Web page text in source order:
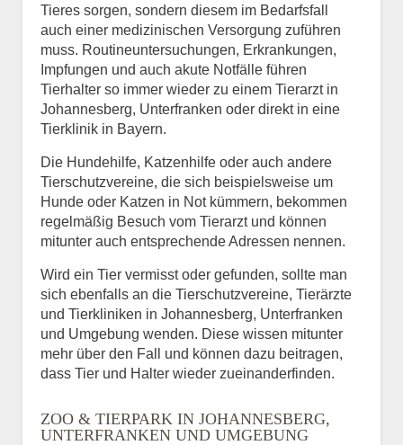
Tieres sorgen, sondern diesem im Bedarfsfall
auch einer medizinischen Versorgung zuführen
muss. Routineuntersuchungen, Erkrankungen,
Impfungen und auch akute Notfälle führen
Tierhalter so immer wieder zu einem Tierarzt in
Johannesberg, Unterfranken oder direkt in eine
Tierklinik in Bayern.
Die Hundehilfe, Katzenhilfe oder auch andere
Tierschutzvereine, die sich beispielsweise um
Hunde oder Katzen in Not kümmern, bekommen
regelmäßig Besuch vom Tierarzt und können
mitunter auch entsprechende Adressen nennen.
Wird ein Tier vermisst oder gefunden, sollte man
sich ebenfalls an die Tierschutzvereine, Tierärzte
und Tierkliniken in Johannesberg, Unterfranken
und Umgebung wenden. Diese wissen mitunter
mehr über den Fall und können dazu beitragen,
dass Tier und Halter wieder zueinanderfinden.
ZOO & TIERPARK IN JOHANNESBERG,
UNTERFRANKEN UND UMGEBUNG